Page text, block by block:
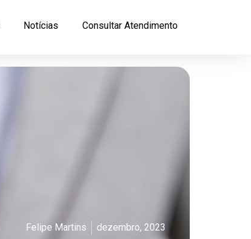
Notícias Consultar Atendimento
Felipe Martins dezembro, 2023